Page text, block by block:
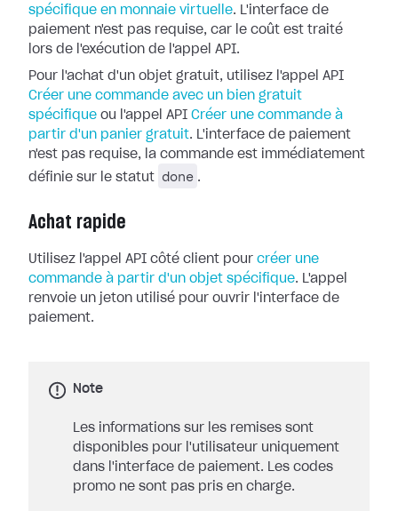
spécifique en monnaie virtuelle. L'interface de
paiement n'est pas requise, car le coût est traité
lors de l'exécution de l'appel API.
Pour l'achat d'un objet gratuit, utilisez l'appel API
Créer une commande avec un bien gratuit
spécifique ou l'appel API Créer une commande à
partir d'un panier gratuit. L'interface de paiement
n'est pas requise, la commande est immédiatement
définie sur le statut
done .
Achat rapide
Utilisez l'appel API côté client pour créer une
commande à partir d'un objet spécifique. L'appel
renvoie un jeton utilisé pour ouvrir l'interface de
paiement.
Note
Les informations sur les remises sont
disponibles pour l'utilisateur uniquement
dans l'interface de paiement. Les codes
promo ne sont pas pris en charge.